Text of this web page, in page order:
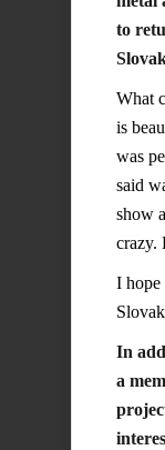
to
What
is
was
said
show
crazy.
I hope
In
a